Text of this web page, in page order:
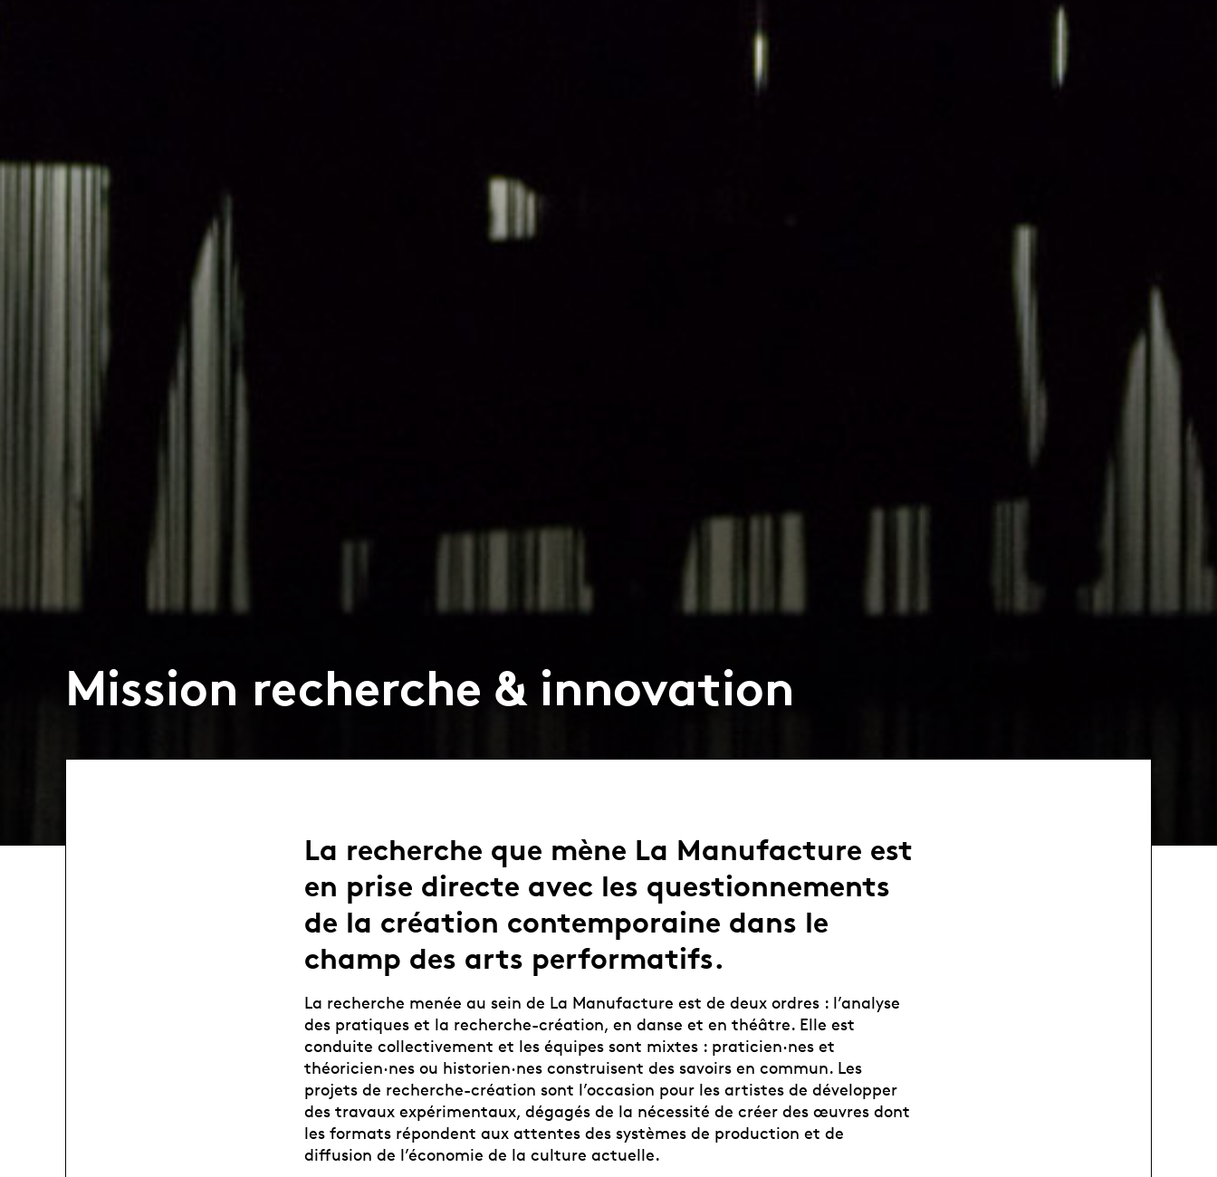
Mission recherche & innovation
La recherche que mène La Manufacture est
en prise directe avec les questionnements
de la création contemporaine dans le
champ des arts performatifs.
La recherche menée au sein de La Manufacture est de deux ordres : l’analyse
des pratiques et la recherche-création, en danse et en théâtre. Elle est
conduite collectivement et les équipes sont mixtes : praticien·nes et
théoricien·nes ou historien·nes construisent des savoirs en commun. Les
projets de recherche-création sont l’occasion pour les artistes de développer
des travaux expérimentaux, dégagés de la nécessité de créer des œuvres dont
les formats répondent aux attentes des systèmes de production et de
diffusion de l’économie de la culture actuelle.